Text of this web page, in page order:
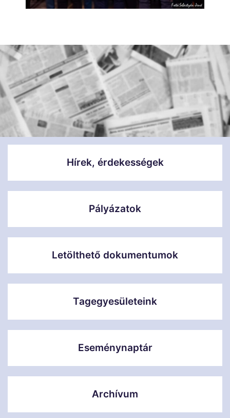
Hírek, érdekességek
Pályázatok
Letölthető dokumentumok
Tagegyesületeink
Eseménynaptár
Archívum